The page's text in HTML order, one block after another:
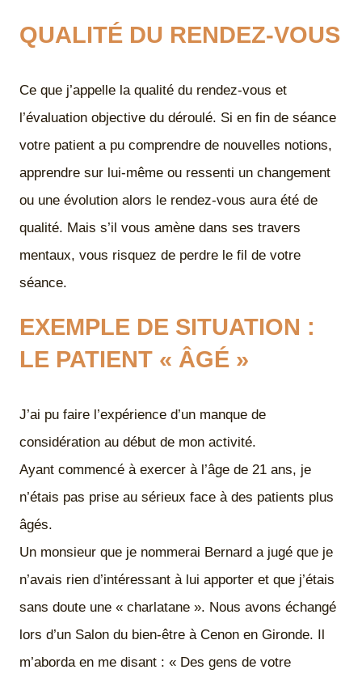
QUALITÉ DU RENDEZ-VOUS
Ce que j’appelle la qualité du rendez-vous et
l’évaluation objective du déroulé. Si en fin de séance
votre patient a pu comprendre de nouvelles notions,
apprendre sur lui-même ou ressenti un changement
ou une évolution alors le rendez-vous aura été de
qualité. Mais s’il vous amène dans ses travers
mentaux, vous risquez de perdre le fil de votre
séance.
EXEMPLE DE SITUATION :
LE PATIENT « ÂGÉ »
J’ai pu faire l’expérience d’un manque de
considération au début de mon activité.
Ayant commencé à exercer à l’âge de 21 ans, je
n’étais pas prise au sérieux face à des patients plus
âgés.
Un monsieur que je nommerai Bernard a jugé que je
n’avais rien d’intéressant à lui apporter et que j’étais
sans doute une « charlatane ». Nous avons échangé
lors d’un Salon du bien-être à Cenon en Gironde. Il
m’aborda en me disant : « Des gens de votre